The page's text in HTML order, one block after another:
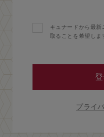
キュナードから最新
取ることを希望しま
プライ